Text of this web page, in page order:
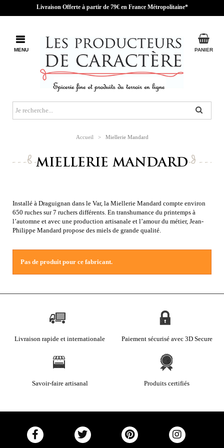
Livraison Offerte à partir de 79€ en France Métropolitaine*
PANIER
MENU
Accueil > Miellerie Mandard
MIELLERIE MANDARD
Installé à Draguignan dans le Var, la Miellerie Mandard compte environ
650 ruches sur 7 ruchers différents. En transhumance du printemps à
l’automne et avec une production artisanale et l’amour du métier, Jean-
Philippe Mandard propose des miels de grande qualité.
Pas de produit pour ce fabricant.
Livraison rapide et internationale Paiement sécurisé avec 3D Secure
Savoir-faire artisanal Produits certifiés